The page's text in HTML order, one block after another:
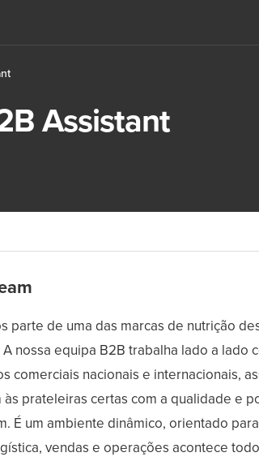
Assistant
parte de uma das marcas de nutrição
A nossa equipa B2B trabalha lado a lado
comerciais nacionais e internacionais,
às prateleiras certas com a qualidade e
É um ambiente dinâmico, orientado
vendas e operações acontece